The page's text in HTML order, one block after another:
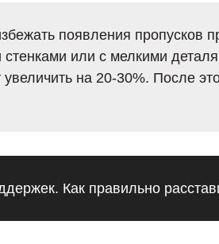
появления пропусков
стенками или с мелкими
увеличить на 20-30%. После
Как правильно